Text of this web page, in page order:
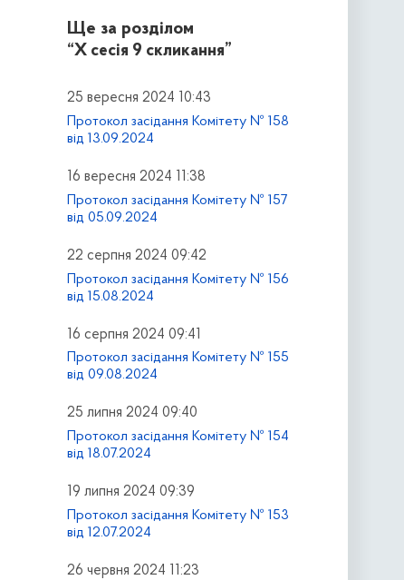
Ще за розділом
“X сесія 9 скликання”
25 вересня 2024 10:43
Протокол засідання Комітету № 158
від 13.09.2024
16 вересня 2024 11:38
Протокол засідання Комітету № 157
від 05.09.2024
22 серпня 2024 09:42
Протокол засідання Комітету № 156
від 15.08.2024
16 серпня 2024 09:41
Протокол засідання Комітету № 155
від 09.08.2024
25 липня 2024 09:40
Протокол засідання Комітету № 154
від 18.07.2024
19 липня 2024 09:39
Протокол засідання Комітету № 153
від 12.07.2024
26 червня 2024 11:23